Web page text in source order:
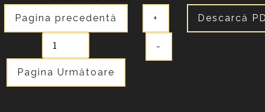
Pagina precedentă
Pagina Următoare
+
-
Descarcă